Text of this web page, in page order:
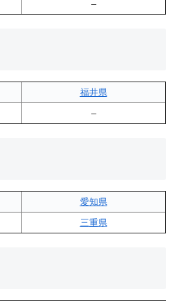
–
福井県
–
愛知県
三重県